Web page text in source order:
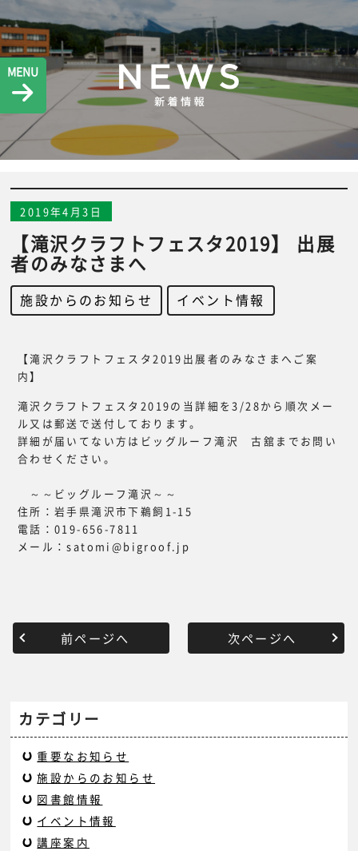
MENU
2019年4月3日
【滝沢クラフトフェスタ2019】 出展
者のみなさまへ
施設からのお知らせ イベント情報
【滝沢クラフトフェスタ2019出展者のみなさまへご案
内】
滝沢クラフトフェスタ2019の当詳細を3/28から順次メー
ル又は郵送で送付しております。
詳細が届いてない方はビッグルーフ滝沢 古舘までお問い
合わせください。
～～ビッグルーフ滝沢～～
住所：岩手県滝沢市下鵜飼1-15
電話：019-656-7811
メール：satomi@bigroof.jp
前ページへ 次ページへ
カテゴリー
重要なお知らせ
施設からのお知らせ
図書館情報
イベント情報
講座案内